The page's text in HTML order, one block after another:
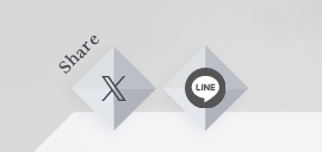
Share
X L